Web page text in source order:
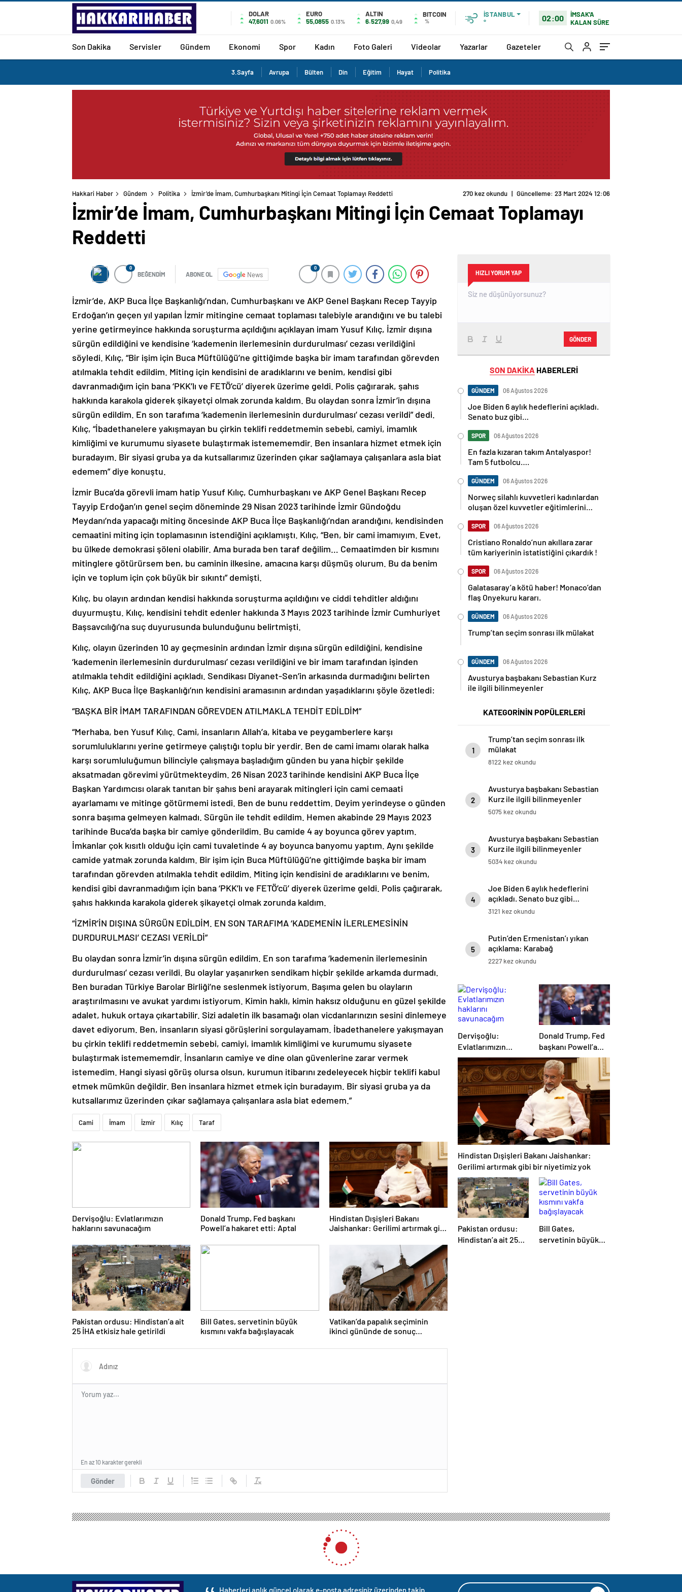
DOLAR
47,6011 0.06%
EURO
55,0855 0.13%
ALTIN
6.527,99 0,49
BITCOIN
%
İSTANBUL
°
02:00
İMSAK'A
KALAN SÜRE
Son Dakika Servisler Gündem Ekonomi Spor Kadın Foto Galeri Videolar Yazarlar Gazeteler
3.Sayfa Avrupa Bülten Din Eğitim Hayat Politika
Hakkari Haber Gündem Politika İzmir’de İmam, Cumhurbaşkanı Mitingi İçin Cemaat Toplamayı Reddetti 270 kez okundu | Güncelleme: 23 Mart 2024 12:06
İzmir’de İmam, Cumhurbaşkanı Mitingi İçin Cemaat Toplamayı
Reddetti
0
BEĞENDİM ABONE OL News
0
İzmir’de, AKP Buca İlçe Başkanlığı’ndan, Cumhurbaşkanı ve AKP Genel Başkanı Recep Tayyip
Erdoğan’ın geçen yıl yapılan İzmir mitingine cemaat toplaması talebiyle arandığını ve bu talebi
yerine getirmeyince hakkında soruşturma açıldığını açıklayan imam Yusuf Kılıç, İzmir dışına
sürgün edildiğini ve kendisine ‘kademenin ilerlemesinin durdurulması’ cezası verildiğini
söyledi. Kılıç, “Bir işim için Buca Müftülüğü’ne gittiğimde başka bir imam tarafından görevden
atılmakla tehdit edildim. Miting için kendisini de aradıklarını ve benim, kendisi gibi
davranmadığım için bana ‘PKK’lı ve FETÖ’cü’ diyerek üzerime geldi. Polis çağırarak, şahıs
hakkında karakola giderek şikayetçi olmak zorunda kaldım. Bu olaydan sonra İzmir’in dışına
sürgün edildim. En son tarafıma ‘kademenin ilerlemesinin durdurulması’ cezası verildi” dedi.
Kılıç, “İbadethanelere yakışmayan bu çirkin teklifi reddetmemin sebebi, camiyi, imamlık
kimliğimi ve kurumumu siyasete bulaştırmak istemememdir. Ben insanlara hizmet etmek için
buradayım. Bir siyasi gruba ya da kutsallarımız üzerinden çıkar sağlamaya çalışanlara asla biat
edemem” diye konuştu.
İzmir Buca’da görevli imam hatip Yusuf Kılıç, Cumhurbaşkanı ve AKP Genel Başkanı Recep
Tayyip Erdoğan’ın genel seçim döneminde 29 Nisan 2023 tarihinde İzmir Gündoğdu
Meydanı’nda yapacağı miting öncesinde AKP Buca İlçe Başkanlığı’ndan arandığını, kendisinden
cemaatini miting için toplamasının istendiğini açıklamıştı. Kılıç, “Ben, bir cami imamıyım. Evet,
bu ülkede demokrasi şöleni olabilir. Ama burada ben taraf değilim… Cemaatimden bir kısmını
mitinglere götürürsem ben, bu caminin ilkesine, amacına karşı düşmüş olurum. Bu da benim
için ve toplum için çok büyük bir sıkıntı” demişti.
Kılıç, bu olayın ardından kendisi hakkında soruşturma açıldığını ve ciddi tehditler aldığını
duyurmuştu. Kılıç, kendisini tehdit edenler hakkında 3 Mayıs 2023 tarihinde İzmir Cumhuriyet
Başsavcılığı’na suç duyurusunda bulunduğunu belirtmişti.
Kılıç, olayın üzerinden 10 ay geçmesinin ardından İzmir dışına sürgün edildiğini, kendisine
‘kademenin ilerlemesinin durdurulması’ cezası verildiğini ve bir imam tarafından işinden
atılmakla tehdit edildiğini açıkladı. Sendikası Diyanet-Sen’in arkasında durmadığını belirten
Kılıç, AKP Buca İlçe Başkanlığı’nın kendisini aramasının ardından yaşadıklarını şöyle özetledi:
“BAŞKA BİR İMAM TARAFINDAN GÖREVDEN ATILMAKLA TEHDİT EDİLDİM”
“Merhaba, ben Yusuf Kılıç. Cami, insanların Allah’a, kitaba ve peygamberlere karşı
sorumluluklarını yerine getirmeye çalıştığı toplu bir yerdir. Ben de cami imamı olarak halka
karşı sorumluluğumun bilinciyle çalışmaya başladığım günden bu yana hiçbir şekilde
aksatmadan görevimi yürütmekteydim. 26 Nisan 2023 tarihinde kendisini AKP Buca İlçe
Başkan Yardımcısı olarak tanıtan bir şahıs beni arayarak mitingleri için cami cemaati
ayarlamamı ve mitinge götürmemi istedi. Ben de bunu reddettim. Deyim yerindeyse o günden
sonra başıma gelmeyen kalmadı. Sürgün ile tehdit edildim. Hemen akabinde 29 Mayıs 2023
tarihinde Buca’da başka bir camiye gönderildim. Bu camide 4 ay boyunca görev yaptım.
İmkanlar çok kısıtlı olduğu için cami tuvaletinde 4 ay boyunca banyomu yaptım. Aynı şekilde
camide yatmak zorunda kaldım. Bir işim için Buca Müftülüğü’ne gittiğimde başka bir imam
tarafından görevden atılmakla tehdit edildim. Miting için kendisini de aradıklarını ve benim,
kendisi gibi davranmadığım için bana ‘PKK’lı ve FETÖ’cü’ diyerek üzerime geldi. Polis çağırarak,
şahıs hakkında karakola giderek şikayetçi olmak zorunda kaldım.
“İZMİR’İN DIŞINA SÜRGÜN EDİLDİM. EN SON TARAFIMA ‘KADEMENİN İLERLEMESİNİN
DURDURULMASI’ CEZASI VERİLDİ”
Bu olaydan sonra İzmir’in dışına sürgün edildim. En son tarafıma ‘kademenin ilerlemesinin
durdurulması’ cezası verildi. Bu olaylar yaşanırken sendikam hiçbir şekilde arkamda durmadı.
Ben buradan Türkiye Barolar Birliği’ne seslenmek istiyorum. Başıma gelen bu olayların
araştırılmasını ve avukat yardımı istiyorum. Kimin haklı, kimin haksız olduğunu en güzel şekilde
adalet, hukuk ortaya çıkartabilir. Sizi adaletin ilk basamağı olan vicdanlarınızın sesini dinlemeye
davet ediyorum. Ben, insanların siyasi görüşlerini sorgulayamam. İbadethanelere yakışmayan
bu çirkin teklifi reddetmemin sebebi, camiyi, imamlık kimliğimi ve kurumumu siyasete
bulaştırmak istemememdir. İnsanların camiye ve dine olan güvenlerine zarar vermek
istemedim. Hangi siyasi görüş olursa olsun, kurumun itibarını zedeleyecek hiçbir teklifi kabul
etmek mümkün değildir. Ben insanlara hizmet etmek için buradayım. Bir siyasi gruba ya da
kutsallarımız üzerinden çıkar sağlamaya çalışanlara asla biat edemem.”
Cami İmam İzmir Kılıç Taraf
Dervişoğlu: Evlatlarımızın
haklarını savunacağım
Donald Trump, Fed başkanı
Powell’a hakaret etti: Aptal
Hindistan Dışişleri Bakanı
Jaishankar: Gerilimi artırmak gibi
Pakistan ordusu: Hindistan’a ait
25 İHA etkisiz hale getirildi
Bill Gates, servetinin büyük
kısmını vakfa bağışlayacak
Vatikan’da papalık seçiminin
ikinci gününde de sonuç
Gönder
En az 10 karakter gerekli
HIZLI YORUM YAP
GÖNDER
SON DAKİKA HABERLERİ
GÜNDEM 06 Ağustos 2026
Joe Biden 6 aylık hedeflerini açıkladı.
Senato buz gibi…
SPOR 06 Ağustos 2026
En fazla kızaran takım Antalyaspor!
Tam 5 futbolcu….
GÜNDEM 06 Ağustos 2026
Norweç silahlı kuvvetleri kadınlardan
oluşan özel kuvvetler eğitimlerini
SPOR 06 Ağustos 2026
Cristiano Ronaldo’nun akıllara zarar
tüm kariyerinin istatistiğini çıkardık !
SPOR 06 Ağustos 2026
Galatasaray’a kötü haber! Monaco’dan
flaş Onyekuru kararı.
GÜNDEM 06 Ağustos 2026
Trump’tan seçim sonrası ilk mülakat
GÜNDEM 06 Ağustos 2026
Avusturya başbakanı Sebastian Kurz
ile ilgili bilinmeyenler
KATEGORİNİN POPÜLERLERİ
1
Trump’tan seçim sonrası ilk
mülakat
8122 kez okundu
2
Avusturya başbakanı Sebastian
Kurz ile ilgili bilinmeyenler
5075 kez okundu
3
Avusturya başbakanı Sebastian
Kurz ile ilgili bilinmeyenler
5034 kez okundu
4
Joe Biden 6 aylık hedeflerini
açıkladı. Senato buz gibi…
3121 kez okundu
5
Putin’den Ermenistan’ı yıkan
açıklama: Karabağ
Azerbaycan’ın ayrılmaz bir
2227 kez okundu
Dervişoğlu:
Evlatlarımızın
haklarını
savunacağım
Donald Trump, Fed
başkanı Powell’a
hakaret etti: Aptal
Hindistan Dışişleri Bakanı Jaishankar:
Gerilimi artırmak gibi bir niyetimiz yok
Pakistan ordusu:
Hindistan’a ait 25
Bill Gates,
servetinin büyük
Haberleri anlık güncel olarak e-posta adresiniz üzerinden takip